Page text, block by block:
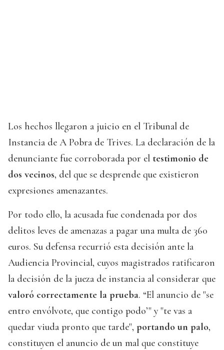
Los hechos llegaron a juicio en el Tribunal de
Instancia de A Pobra de Trives. La declaración de la
denunciante fue corroborada por el testimonio de
dos vecinos, del que se desprende que existieron
expresiones amenazantes.
Por todo ello, la acusada fue condenada por dos
delitos leves de amenazas a pagar una multa de 360
euros. Su defensa recurrió esta decisión ante la
Audiencia Provincial, cuyos magistrados ratificaron
la decisión de la jueza de instancia al considerar que
valoró correctamente la prueba. “El anuncio de "se
entro envólvote, que contigo podo’" y "te vas a
quedar viuda pronto que tarde", portando un palo,
constituyen el anuncio de un mal que constituye